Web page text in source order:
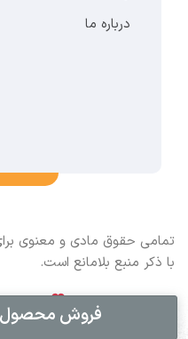
فروش
درباره ما
تمامی حقوق مادی و معنوی
با ذکر منبع بلامانع است.
with
by ifoods team